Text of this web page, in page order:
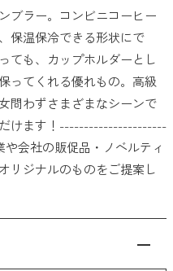
クリア 検索
クリア 検索
ブラー。コンビニコーヒー
保温保冷できる形状にで
ても、カップホルダーとし
ってくれる優れもの。高級
問わずさまざまなシーンで
だけます！----------------------
社の販促品・ノベルティ
リジナルのものをご提案し